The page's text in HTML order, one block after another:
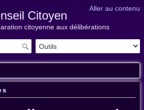
Aller au contenu
Citoyen
citoyenne aux délibérations